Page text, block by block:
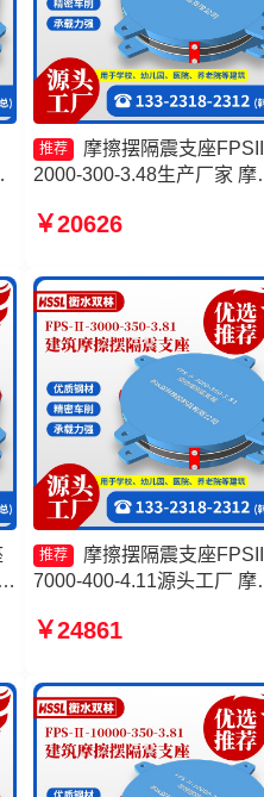
推荐
摩擦摆隔震支座
2000-300-3.48生产厂家 摩
支座生产厂家 摩擦摆隔震
￥20626
推荐
摩擦摆隔震支座
7000-400-4.11源头工厂 摩
Ⅱ-2000-500-3.8厂家 摩擦
4.11生产厂家
￥24861